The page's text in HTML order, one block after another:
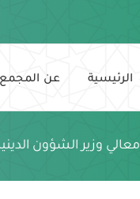
الرئيسية عن المجمع
معالي وزير الشؤون